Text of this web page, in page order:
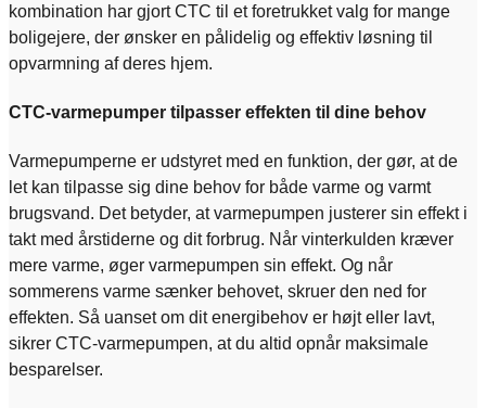
kombination har gjort CTC til et foretrukket valg for mange
boligejere, der ønsker en pålidelig og effektiv løsning til
opvarmning af deres hjem.
CTC-varmepumper tilpasser effekten til dine behov
Varmepumperne er udstyret med en funktion, der gør, at de
let kan tilpasse sig dine behov for både varme og varmt
brugsvand. Det betyder, at varmepumpen justerer sin effekt i
takt med årstiderne og dit forbrug. Når vinterkulden kræver
mere varme, øger varmepumpen sin effekt. Og når
sommerens varme sænker behovet, skruer den ned for
effekten. Så uanset om dit energibehov er højt eller lavt,
sikrer CTC-varmepumpen, at du altid opnår maksimale
besparelser.